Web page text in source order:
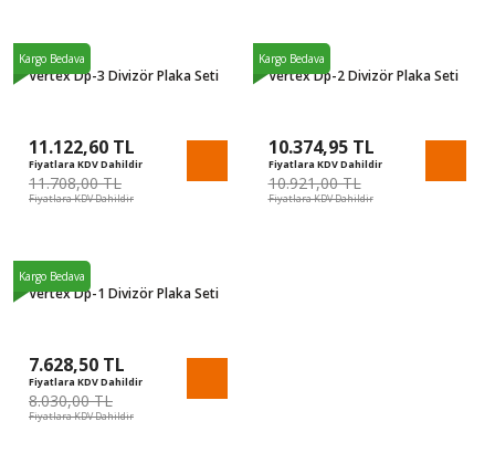
Kargo Bedava
Vertex Dp-3 Divizör Plaka Seti
11.122,60 TL
Fiyatlara KDV Dahildir
11.708,00 TL
Fiyatlara KDV Dahildir
Kargo Bedava
Vertex Dp-2 Divizör Plaka Seti
10.374,95 TL
Fiyatlara KDV Dahildir
10.921,00 TL
Fiyatlara KDV Dahildir
Kargo Bedava
Vertex Dp-1 Divizör Plaka Seti
7.628,50 TL
Fiyatlara KDV Dahildir
8.030,00 TL
Fiyatlara KDV Dahildir